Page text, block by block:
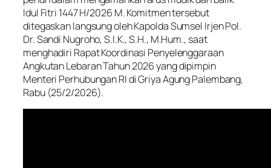
Idul Fitri 1447 H/2026 M. Komitmen tersebut
ditegaskan langsung oleh Kapolda Sumsel Irjen Pol.
Dr. Sandi Nugroho, S.I.K., S.H., M.Hum., saat
menghadiri Rapat Koordinasi Penyelenggaraan
Angkutan Lebaran Tahun 2026 yang dipimpin
Menteri Perhubungan RI di Griya Agung Palembang,
Rabu (25/2/2026).